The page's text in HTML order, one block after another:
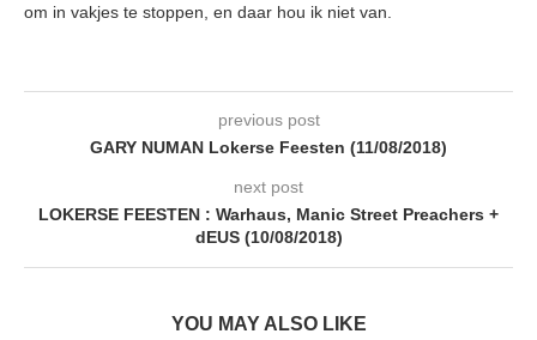
om in vakjes te stoppen, en daar hou ik niet van.
previous post
GARY NUMAN Lokerse Feesten (11/08/2018)
next post
LOKERSE FEESTEN : Warhaus, Manic Street Preachers +
dEUS (10/08/2018)
YOU MAY ALSO LIKE